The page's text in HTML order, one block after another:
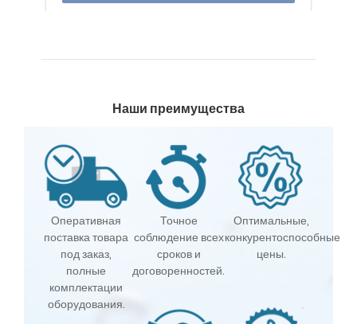
Наши преимущества
Оперативная
поставка товара
под заказ,
полные
комплектации
оборудования.
Точное
соблюдение всех
сроков и
договоренностей.
Оптимальные,
конкурентоспособные
цены.